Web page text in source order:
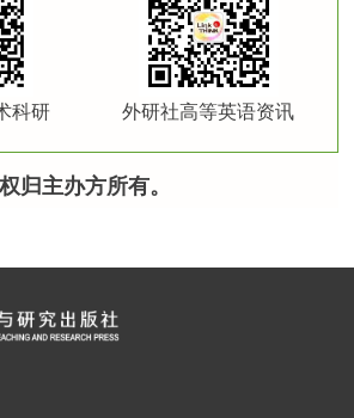
科研 外研社高等英语资讯
归主办方所有。